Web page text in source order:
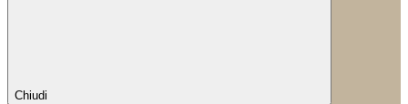
Chiudi